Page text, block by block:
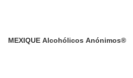
MEXIQUE Alcohólicos Anónimos®